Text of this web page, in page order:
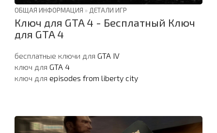
ОБЩАЯ ИНФОРМАЦИЯ » ДЕТАЛИ ИГР
Ключ для GTA 4 - Бесплатный Ключ
для GTA 4
бесплатные ключи для GTA IV
ключ для GTA 4
ключ для episodes from liberty city